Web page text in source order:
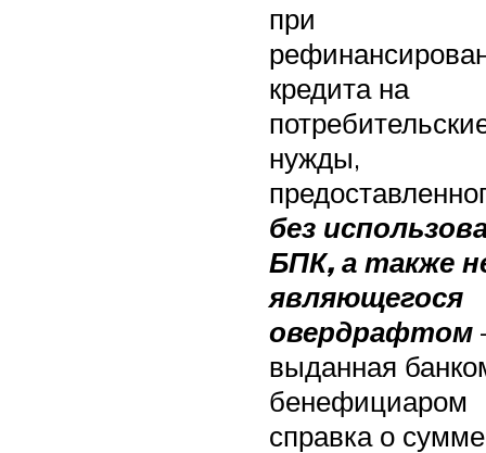
при
кредита на
нужды,
без
БПК, а также
являющегося
овердрафтом
выданная
бенефициаром
справка о сумме